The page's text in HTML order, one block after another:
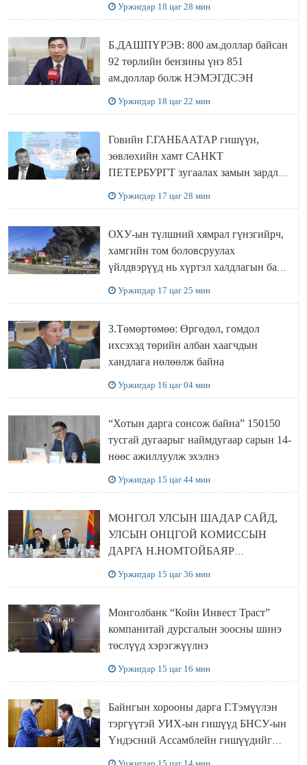
Уржигдар 18 цаг 28 мин
Б.ДАШПҮРЭВ: 800 ам.доллар байсан
92 төрлийн бензины үнэ 851
ам.доллар болж НЭМЭГДСЭН
Уржигдар 18 цаг 22 мин
Говийн Г.ГАНБААТАР гишүүн,
зөвлөхийн хамт САНКТ
ПЕТЕРБУРГТ зугаалах замын зардлаа
Уржигдар 17 цаг 28 мин
ОХУ-ын түлшний хямрал гүнзгийрч,
хамгийн том боловсруулах
үйлдвэрүүд нь хүртэл халдлагын бай
Уржигдар 17 цаг 25 мин
З.Төмөртөмөө: Өргөдөл, гомдол
ихсэхэд төрийн албан хаагчдын
хандлага нөлөөлж байна
Уржигдар 16 цаг 04 мин
“Хотын дарга сонсож байна” 150150
тусгай дугаарыг наймдугаар сарын 14-
нөөс ажиллуулж эхэлнэ
Уржигдар 15 цаг 44 мин
МОНГОЛ УЛСЫН ШАДАР САЙД,
УЛСЫН ОНЦГОЙ КОМИССЫН
ДАРГА Н.НОМТОЙБАЯР
Уржигдар 15 цаг 36 мин
Монголбанк “Койн Инвест Траст”
компанитай дурсгалын зоосны шинэ
төслүүд хэрэгжүүлнэ
Уржигдар 15 цаг 16 мин
Байнгын хорооны дарга Г.Тэмүүлэн
тэргүүтэй УИХ-ын гишүүд БНСУ-ын
Үндэсний Ассамблейн гишүүдийг